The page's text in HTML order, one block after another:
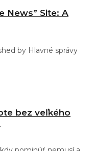
News” Site: A
by Hlavné správy
bez veľkého